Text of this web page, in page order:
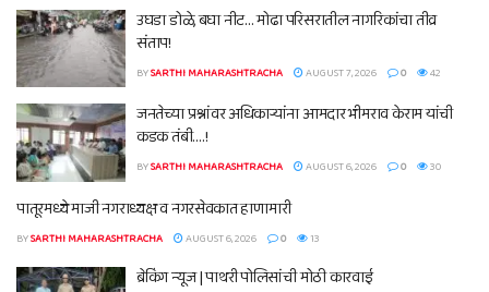
उघडा डोळे, बघा नीट… मोढा परिसरातील नागरिकांचा तीव्र
संताप!
BYSARTHI MAHARASHTRACHA AUGUST 7, 2026 0 42
जनतेच्या प्रश्नांवर अधिकाऱ्यांना आमदार भीमराव केराम यांची
कडक तंबी….!
BYSARTHI MAHARASHTRACHA AUGUST 6, 2026 0 30
पातूरमध्ये माजी नगराध्यक्ष व नगरसेवकात हाणामारी
BYSARTHI MAHARASHTRACHA AUGUST 6, 2026 0 13
ब्रेकिंग न्यूज | पाथरी पोलिसांची मोठी कारवाई